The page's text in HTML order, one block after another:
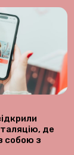
де
собою з